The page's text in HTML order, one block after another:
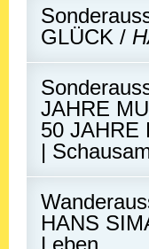
GLÜCK /
JAHRE
50 JAHRE
|
HANS
Leben